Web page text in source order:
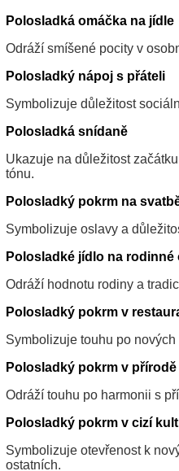
Polosladká omáčka na jídle
Odráží smíšené pocity v
Polosladký nápoj s přáteli
Symbolizuje důležitost
Polosladká snídaně
Ukazuje na důležitost
tónu.
Polosladký pokrm na
Symbolizuje oslavy a
Polosladké jídlo na rodinné
Odráží hodnotu rodiny a
Polosladký pokrm v
Symbolizuje touhu po
Polosladký pokrm v přírodě
Odráží touhu po harmonii s
Polosladký pokrm v cizí
Symbolizuje otevřenost k
ostatních.